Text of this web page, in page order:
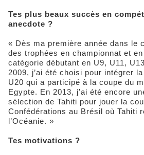
Tes plus beaux succès en
anecdote ?
« Dès ma première année dans le
des trophées en championnat et
catégorie débutant en U9, U11,
2009, j’ai été choisi pour intégrer
U20 qui a participé à la coupe du
Egypte. En 2013, j’ai été encore
sélection de Tahiti pour jouer la
Confédérations au Brésil où Tahiti
l’Océanie. »
Tes motivations ?